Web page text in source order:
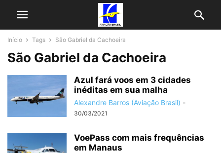
Início Tags São Gabriel da Cachoeira
São Gabriel da Cachoeira
Azul fará voos em 3 cidades
inéditas em sua malha
Alexandre Barros (Aviação Brasil) -
30/03/2021
VoePass com mais frequências
em Manaus